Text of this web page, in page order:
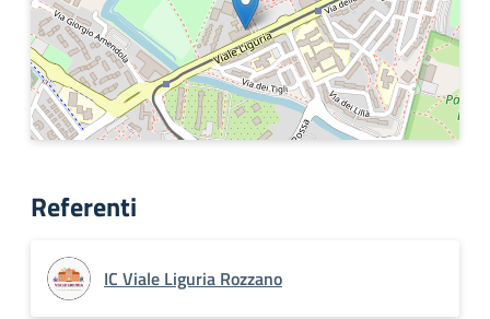
Referenti
IC Viale Liguria Rozzano